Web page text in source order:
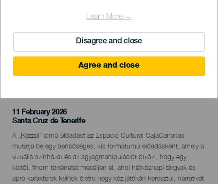
Learn More →
Disagree and close
Agree and close
11 February 2026
Localidad
Santa Cruz de Tenerife
Descripción
del
evento
A „Kézzel” című előadást az Espacio Cultural CajaCanarias
mutatja be egy bensőséges, kis formátumú előadásként, amely a
vizuális színházat és az agyagmanipulációt ötvözi, hogy egy
költői, finom történetet meséljen el, ahol hétköznapi tárgyak és
apró karakterek kelnek életre négy kéz játékán keresztül, narratívát